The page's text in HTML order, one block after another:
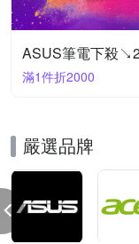
ASUS筆電下殺
滿1件折2000
嚴選品牌